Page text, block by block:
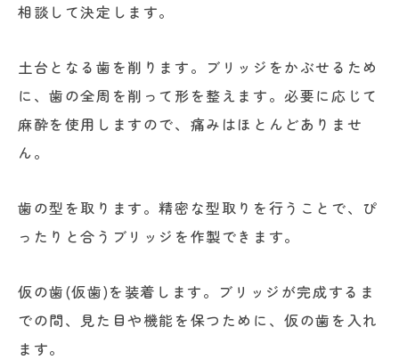
相談して決定します。
土台となる歯を削ります。ブリッジをかぶせるため
に、歯の全周を削って形を整えます。必要に応じて
麻酔を使用しますので、痛みはほとんどありませ
ん。
歯の型を取ります。精密な型取りを行うことで、ぴ
ったりと合うブリッジを作製できます。
仮の歯(仮歯)を装着します。ブリッジが完成するま
での間、見た目や機能を保つために、仮の歯を入れ
ます。